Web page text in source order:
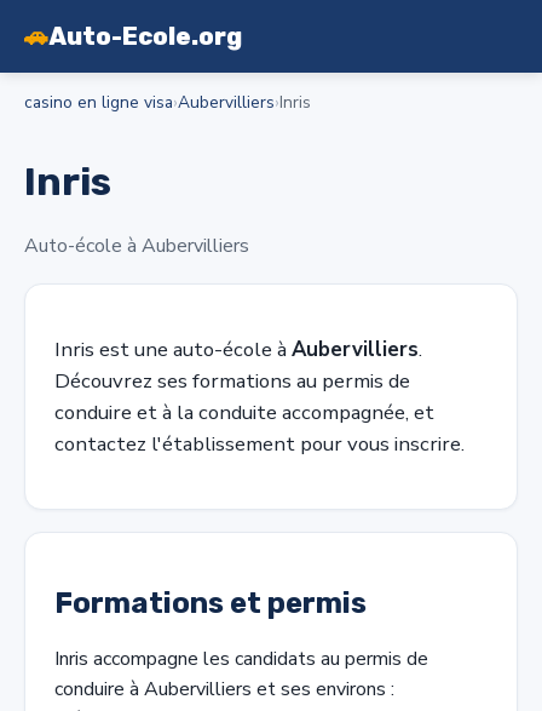
🚗Auto-Ecole.org
casino en ligne visa›Aubervilliers›Inris
Inris
Auto-école à Aubervilliers
Inris est une auto-école à Aubervilliers.
Découvrez ses formations au permis de
conduire et à la conduite accompagnée, et
contactez l'établissement pour vous inscrire.
Formations et permis
Inris accompagne les candidats au permis de
conduire à Aubervilliers et ses environs :